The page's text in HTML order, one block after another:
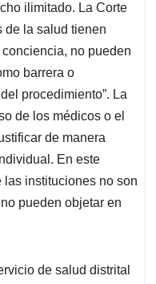
ilimitado. La Corte
de la salud tienen
no pueden
barrera o
procedimiento”. La
de los médicos o el
de manera
En este
las instituciones no son
pueden objetar en
de salud distrital